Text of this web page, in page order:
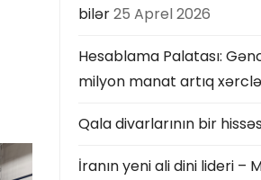
bilər25 Aprel 2026
Hesablama Palatası:
milyon manat artıq
Qala divarlarının bir
İranın yeni ali dini lideri –